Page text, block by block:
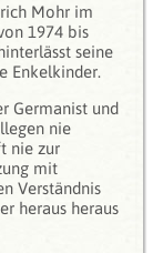
Mohr im
1974 bis
seine
Enkelkinder.
Germanist und
nie
nie zur
mit
Verständnis
heraus heraus